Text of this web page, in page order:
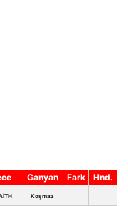
Ganyan Fark
Hnd.
Koşmaz